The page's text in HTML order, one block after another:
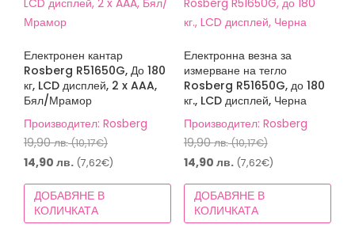
Електронен кантар
Rosberg R51650G, До 180
кг, LCD дисплей, 2 x AAA,
Бял/Мрамор
Производител: Rosberg
19,90лв.(10,17€)Original
price
was:
14,90 лв. (7,62€)
цена
14,90 лв.
ДОБАВЯНЕ В
КОЛИЧКАТА
Електронна везна за
измерване на тегло
Rosberg R51650G, до 180
кг., LCD дисплей, Черна
Производител: Rosberg
19,90лв.(10,17€)Original
price
was:
14,90 лв.(7,62€)Текущата
цена
14,90 лв.
ДОБАВЯНЕ В
КОЛИЧКАТА